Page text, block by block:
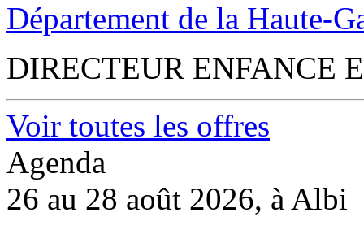
Département de la Haute-
DIRECTEUR ENFANCE
Voir toutes les offres
Agenda
26 au 28 août 2026, à Albi